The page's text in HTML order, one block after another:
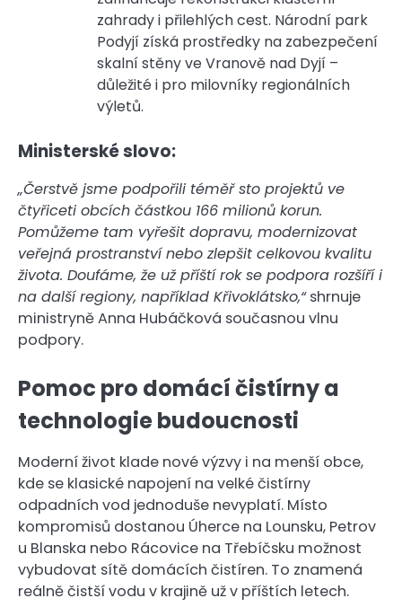
zahrady i přilehlých cest. Národní park
Podyjí získá prostředky na zabezpečení
skalní stěny ve Vranově nad Dyjí –
důležité i pro milovníky regionálních
výletů.
Ministerské slovo:
„Čerstvě jsme podpořili téměř sto projektů ve
čtyřiceti obcích částkou 166 milionů korun.
Pomůžeme tam vyřešit dopravu, modernizovat
veřejná prostranství nebo zlepšit celkovou kvalitu
života. Doufáme, že už příští rok se podpora rozšíří i
na další regiony, například Křivoklátsko,“shrnuje
ministryně Anna Hubáčková současnou vlnu
podpory.
Pomoc pro domácí čistírny a
technologie budoucnosti
Moderní život klade nové výzvy i na menší obce,
kde se klasické napojení na velké čistírny
odpadních vod jednoduše nevyplatí. Místo
kompromisů dostanou Úherce na Lounsku, Petrov
u Blanska nebo Rácovice na Třebíčsku možnost
vybudovat sítě domácích čistíren. To znamená
reálně čistší vodu v krajině už v příštích letech.